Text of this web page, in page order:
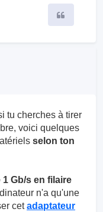
tu cherches à tirer
voici quelques
selon ton
Gb/s en filaire
n'a qu'une
cetadaptateur